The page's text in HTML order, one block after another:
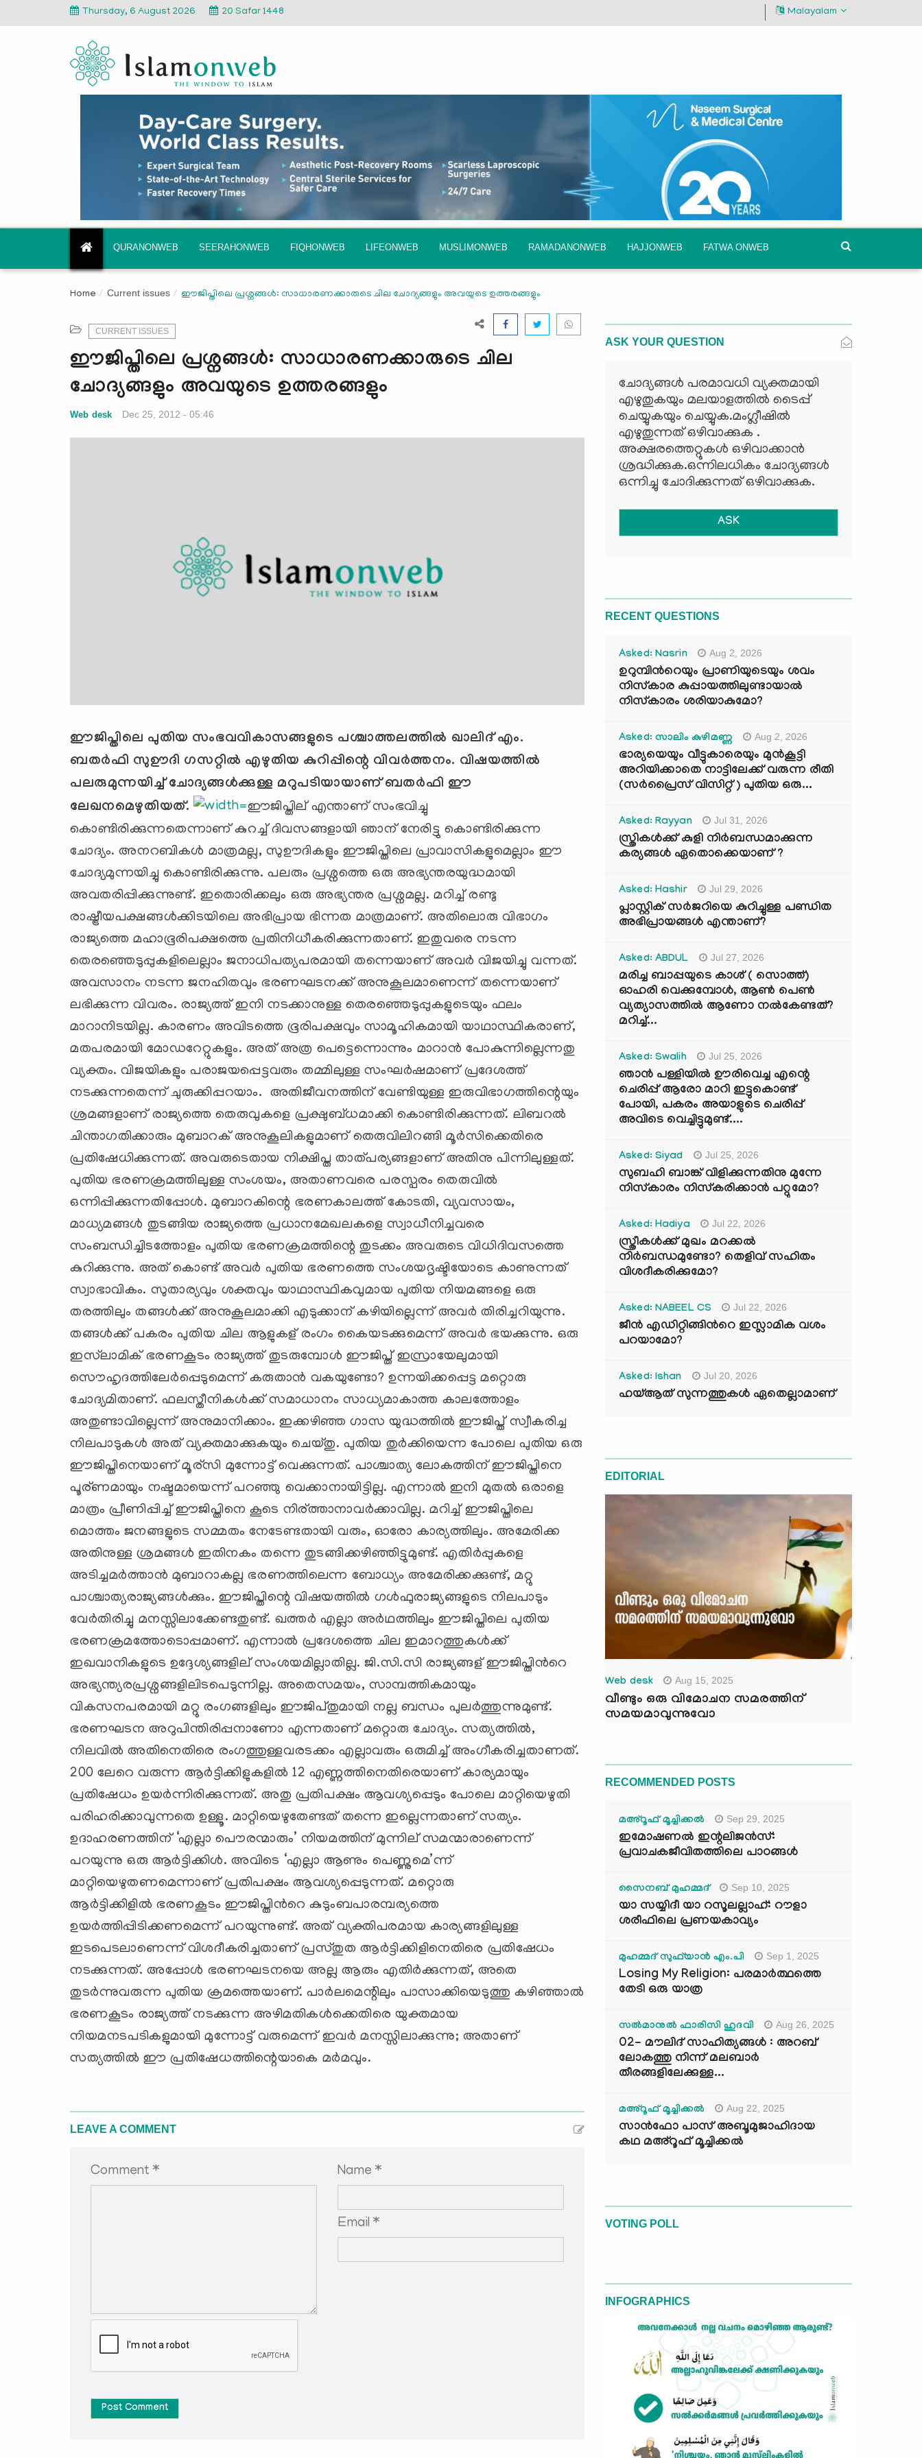
Thursday, 6 August 2026 20 Safar 1448 Malayalam
QURANONWEB SEERAHONWEB FIQHONWEB LIFEONWEB MUSLIMONWEB RAMADANONWEB HAJJONWEB FATWA ONWEB
Home Current issues ഈജിപ്തിലെ പ്രശ്നങ്ങള്‍: സാധാരണക്കാരുടെ ചില ചോദ്യങ്ങളും അവയുടെ ഉത്തരങ്ങളും
CURRENT ISSUES
ഈജിപ്തിലെ പ്രശ്നങ്ങള്‍: സാധാരണക്കാരുടെ ചില
ചോദ്യങ്ങളും അവയുടെ ഉത്തരങ്ങളും
Web desk Dec 25, 2012 - 05:46
ഈജിപ്തിലെ പുതിയ സംഭവവികാസങ്ങളുടെ പശ്ചാത്തലത്തില്‍ ഖാലിദ് എം.
ബതര്‍ഫി സുഊദി ഗസറ്റില്‍ എഴുതിയ കുറിപ്പിന്റെ വിവര്‍ത്തനം. വിഷയത്തില്‍
പലരുമുന്നയിച്ച് ചോദ്യങ്ങള്‍ക്കുള്ള മറുപടിയായാണ് ബതര്‍ഫി ഈ
ലേഖനമെഴുതിയത്.
ഈജിപ്തില് ‍എന്താണ് സംഭവിച്ചു
കൊണ്ടിരിക്കുന്നതെന്നാണ് കുറച്ച് ദിവസങ്ങളായി ഞാന് നേരിട്ടു കൊണ്ടിരിക്കുന്ന
ചോദ്യം. അനറബികള്‍ മാത്രമല്ല, സുഊദികളും ഈജിപ്തിലെ പ്രാവാസികളുമെല്ലാം ഈ
ചോദ്യമുന്നയിച്ചു കൊണ്ടിരിക്കുന്നു. പലരും പ്രശ്നത്തെ ഒരു അഭ്യന്തരയുദ്ധമായി
അവതരിപ്പിക്കുന്നുണ്ട്. ഇതൊരിക്കലും ഒരു അഭ്യന്തര പ്രശ്നമല്ല. മറിച്ച് രണ്ടു
രാഷ്ട്രീയപക്ഷങ്ങള്‍ക്കിടയിലെ അഭിപ്രായ ഭിന്നത മാത്രമാണ്. അതിലൊരു വിഭാഗം
രാജ്യത്തെ മഹാഭൂരിപക്ഷത്തെ പ്രതിനിധീകരിക്കുന്നതാണ്. ഇതുവരെ നടന്ന
തെരഞ്ഞെടുപ്പുകളിലെല്ലാം ജനാധിപത്യപരമായി തന്നെയാണ് അവര്‍ വിജയിച്ചു വന്നത്.
അവസാനം നടന്ന ജനഹിതവും ഭരണഘടനക്ക് അനുകൂലമാണെന്ന് തന്നെയാണ്
ലഭിക്കുന്ന വിവരം. രാജ്യത്ത് ഇനി നടക്കാനുള്ള തെരഞ്ഞെടുപ്പുകളുടെയും ഫലം
മാറാനിടയില്ല. കാരണം അവിടത്തെ ഭൂരിപക്ഷവും സാമൂഹികമായി യാഥാസ്ഥികരാണ്,
മതപരമായി മോഡറേറ്റുകളും. അത് അത്ര പെട്ടെന്നൊന്നും മാറാന്‍ പോകുന്നില്ലെന്നതു
വ്യക്തം. വിജയികളും പരാജയപ്പെട്ടവരും തമ്മിലുള്ള സംഘര്‍ഷമാണ് പ്രദേശത്ത്
നടക്കുന്നതെന്ന് ചുരുക്കിപ്പറയാം. അതിജീവനത്തിന് വേണ്ടിയുള്ള ഇരുവിഭാഗത്തിന്റെയും
ശ്രമങ്ങളാണ് രാജ്യത്തെ തെരുവുകളെ പ്രക്ഷുബ്ധമാക്കി കൊണ്ടിരിക്കുന്നത്. ലിബറല്‍
ചിന്താഗതിക്കാരും മുബാറക് അനുകൂലികളുമാണ് തെരുവിലിറങ്ങി മൂര്‍സിക്കെതിരെ
പ്രതിഷേധിക്കുന്നത്. അവരുടെതായ നിക്ഷിപ്ത താത്പര്യങ്ങളാണ് അതിനു പിന്നിലുള്ളത്.
പുതിയ ഭരണക്രമത്തിലുള്ള സംശയം, അതാണവരെ പരസ്പരം തെരുവില്‍
ഒന്നിപ്പിക്കുന്നതിപ്പോള്‍. മുബാറകിന്റെ ഭരണകാലത്ത് കോടതി, വ്യവസായം,
മാധ്യമങ്ങള്‍ തുടങ്ങിയ രാജ്യത്തെ പ്രധാനമേഖലകളെ സ്വാധീനിച്ചവരെ
സംബന്ധിച്ചിടത്തോളം പുതിയ ഭരണക്രമത്തിന്റെ തുടക്കം അവരുടെ വിധിദിവസത്തെ
കുറിക്കുന്നു. അത് കൊണ്ട് അവര്‍ പുതിയ ഭരണത്തെ സംശയദൃഷ്ടിയോടെ കാണുന്നത്
സ്വാഭാവികം. സുതാര്യവും ശക്തവും യാഥാസ്ഥികവുമായ പുതിയ നിയമങ്ങളെ ഒരു
തരത്തിലും തങ്ങള്‍ക്ക് അനുകൂലമാക്കി എടുക്കാന് ‍കഴിയില്ലെന്ന് അവര്‍ തിരിച്ചറിയുന്നു.
തങ്ങള്‍ക്ക് പകരം പുതിയ ചില ആളുകള് ‍രംഗം കൈയടക്കുമെന്ന് അവര്‍ ഭയക്കുന്നു. ഒരു
ഇസ്‌ലാമിക് ഭരണകൂടം രാജ്യത്ത് തുടരുമ്പോള്‍ ഈജിപ്ത് ഇസ്രായേലുമായി
സൌഹൃദത്തിലേര്‍പ്പെടുമെന്ന് കരുതാന്‍ വകയുണ്ടോ? ഉന്നയിക്കപ്പെട്ട മറ്റൊരു
ചോദ്യമിതാണ്. ഫലസ്തീനികള്‍ക്ക് സമാധാനം സാധ്യമാകാത്ത കാലത്തോളം
അതുണ്ടാവില്ലെന്ന് അനുമാനിക്കാം. ഇക്കഴിഞ്ഞ ഗാസ യുദ്ധത്തില്‍ ഈജിപ്ത് സ്വീകരിച്ച
നിലപാടുകള്‍ അത് വ്യക്തമാക്കുകയും ചെയ്തു. പുതിയ തുര്‍ക്കിയെന്ന പോലെ പുതിയ ഒരു
ഈജിപ്തിനെയാണ് മൂര്സി മുന്നോട്ട് വെക്കുന്നത്. പാശ്ചാത്യ ലോകത്തിന് ഈജിപ്തിനെ
പൂര്ണമായും നഷ്ടമായെന്ന് പറഞ്ഞു വെക്കാനായിട്ടില്ല. എന്നാല്‍ ഇനി മുതല്‍ ഒരാളെ
മാത്രം പ്രീണിപ്പിച്ച് ഈജിപ്തിനെ കൂടെ നിര്ത്താനാവര്‍ക്കാവില്ല. മറിച്ച് ഈജിപ്തിലെ
മൊത്തം ജനങ്ങളുടെ സമ്മതം നേടേണ്ടതായി വരും, ഓരോ കാര്യത്തിലും. അമേരിക്ക
അതിനുള്ള ശ്രമങ്ങള്‍ ഇതിനകം തന്നെ തുടങ്ങിക്കഴിഞ്ഞിട്ടുമുണ്ട്. എതിര്‍പ്പുകളെ
അടിച്ചമര്‍ത്താന്‍ മുബാറാകല്ല ഭരണത്തിലെന്ന ബോധ്യം അമേരിക്കക്കുണ്ട്, മറ്റു
പാശ്ചാത്യരാജ്യങ്ങള്‍ക്കും. ഈജിപ്തിന്റെ വിഷയത്തില്‍ ഗള്‍ഫുരാജ്യങ്ങളുടെ നിലപാടും
വേര്‍തിരിച്ചു മനസ്സിലാക്കേണ്ടതുണ്ട്. ഖത്തര്‍ എല്ലാ അര്‍ഥത്തിലും ഈജിപ്തിലെ പുതിയ
ഭരണക്രമത്തോടൊപ്പമാണ്. എന്നാല്‍ പ്രദേശത്തെ ചില ഇമാറത്തുകള്‍ക്ക്
ഇഖവാനികളുടെ ഉദ്ദേശ്യങ്ങളില് സംശയമില്ലാതില്ല. ജി.സി.സി രാജ്യങ്ങള് ഈജിപ്തിന്‍റെ
അഭ്യന്ത്യരപ്രശ്നങ്ങളിലിടപെടുന്നില്ല. അതെസമയം, സാമ്പത്തികമായും
വികസനപരമായി മറ്റു രംഗങ്ങളിലും ഈജിപ്തുമായി നല്ല ബന്ധം പുലര്‍ത്തുന്നുമുണ്ട്.
ഭരണഘടന അറുപിന്തിരിപ്പനാണോ എന്നതാണ് മറ്റൊരു ചോദ്യം. സത്യത്തില്‍,
നിലവില്‍ ‍അതിനെതിരെ രംഗത്തുള്ളവരടക്കം എല്ലാവരും ഒരുമിച്ച് അംഗീകരിച്ചതാണത്.
200 ലേറെ വരുന്ന ആര്‍ട്ടിക്കിളുകളില്‍ 12 എണ്ണത്തിനെതിരെയാണ് കാര്യമായും
പ്രതിഷേധം ഉയര്‍ന്നിരിക്കുന്നത്. അതു പ്രതിപക്ഷം ആവശ്യപ്പെടും പോലെ മാറ്റിയെഴുതി
പരിഹരിക്കാവുന്നതെ ഉള്ളൂ. മാറ്റിയെഴുതേണ്ടത് തന്നെ ഇല്ലെന്നതാണ് സത്യം.
ഉദാഹരണത്തിന് ‘എല്ലാ പൌരന്മാരും’ നിയമത്തിന് മുന്നില് സമന്മാരാണെന്ന്
പറയുന്നു ഒരു ആര്‍ട്ടിക്കിള്‍. അവിടെ ‘എല്ലാ ആണും പെണ്ണുമെ’ന്ന്
മാറ്റിയെഴുതണമെന്നാണ് പ്രതിപക്ഷം ആവശ്യപ്പെടുന്നത്. മറ്റൊരു
ആര്‍ട്ടിക്കിളില്‍ ഭരണകൂടം ഈജിപ്തിന്‍റെ കുടുംബപാരമ്പര്യത്തെ
ഉയര്‍ത്തിപ്പിടിക്കണമെന്ന് പറയുന്നുണ്ട്. അത് വ്യക്തിപരമായ കാര്യങ്ങളിലുള്ള
ഇടപെടലാണെന്ന് വിശദീകരിച്ചതാണ് പ്രസ്തുത ആര്‍ട്ടിക്കിളിനെതിരെ പ്രതിഷേധം
നടക്കുന്നത്. അപ്പോള്‍ ഭരണഘടനയെ അല്ല ആരും എതിര്‍ക്കുന്നത്, അതെ
തുടര്‍ന്നുവരുന്ന പുതിയ ക്രമത്തെയാണ്. പാര്‍ലമെന്റിലും പാസാക്കിയെടുത്തു കഴിഞ്ഞാല്‍
ഭരണകൂടം രാജ്യത്ത് നടക്കുന്ന അഴിമതികള്‍ക്കെതിരെ യുക്തമായ
നിയമനടപടികളുമായി മുന്നോട്ട് വരുമെന്ന് ഇവര്‍ മനസ്സിലാക്കുന്നു; അതാണ്
സത്യത്തില്‍ ഈ പ്രതിഷേധത്തിന്റെയാകെ മര്‍മവും.
LEAVE A COMMENT
Comment * Name *
Email *
Post Comment
ASK YOUR QUESTION
ചോദ്യങ്ങള്‍ പരമാവധി വ്യക്തമായി
എഴുതുകയും മലയാളത്തില്‍ ടൈപ്പ്
ചെയ്യുകയും ചെയ്യുക.മംഗ്ലീഷില്‍
എഴുതുന്നത് ഒഴിവാക്കുക .
അക്ഷരത്തെറ്റുകള്‍ ഒഴിവാക്കാന്‍
ശ്രദ്ധിക്കുക.ഒന്നിലധികം ചോദ്യങ്ങള്‍
ഒന്നിച്ചു ചോദിക്കുന്നത് ഒഴിവാക്കുക.
ASK
RECENT QUESTIONS
Asked: Nasrin Aug 2, 2026
ഉറുമ്പിന്‍റെയും പ്രാണിയുടെയും ശവം
നിസ്കാര കുപ്പായത്തിലുണ്ടായാൽ
നിസ്കാരം ശരിയാകുമോ?
Asked: സാലിം കുഴിമണ്ണ Aug 2, 2026
ഭാര്യയെയും വീട്ടുകാരെയും മുൻകൂട്ടി
അറിയിക്കാതെ നാട്ടിലേക്ക് വരുന്ന രീതി
(സർപ്രൈസ് വിസിറ്റ് ) പുതിയ ഒരു...
Asked: Rayyan Jul 31, 2026
സ്ത്രികൾക്ക് കുളി നിർബന്ധമാക്കുന്ന
കര്യങ്ങൾ ഏതൊക്കെയാണ് ?
Asked: Hashir Jul 29, 2026
പ്ലാസ്റ്റിക് സർജറിയെ കുറിച്ചുള്ള പണ്ഡിത
അഭിപ്രായങ്ങൾ എന്താണ്?
Asked: ABDUL Jul 27, 2026
മരിച്ച ബാപ്പയുടെ കാശ് ( സൊത്ത്)
ഓഹരി വെക്കുമ്പോൾ, ആണ്‍ പെണ്‍
വ്യത്യാസത്തില്‍ ആണോ നല്‍കേണ്ടത്?
മറിച്ച്...
Asked: Swalih Jul 25, 2026
ഞാൻ പള്ളിയിൽ ഊരിവെച്ച എന്റെ
ചെരിപ്പ് ആരോ മാറി ഇട്ടുകൊണ്ട്
പോയി, പകരം അയാളുടെ ചെരിപ്പ്
അവിടെ വെച്ചിട്ടുമുണ്ട്....
Asked: Siyad Jul 25, 2026
സുബഹി ബാങ്ക് വിളിക്കുന്നതിനു മുന്നേ
നിസ്കാരം നിസ്കരിക്കാൻ പറ്റുമോ?
Asked: Hadiya Jul 22, 2026
സ്ത്രീകൾക്ക് മുഖം മറക്കൽ
നിർബന്ധമുണ്ടോ? തെളിവ് സഹിതം
വിശദീകരിക്കുമോ?
Asked: NABEEL CS Jul 22, 2026
ജീൻ എഡിറ്റിങ്ങിന്‍റെ ഇസ്ലാമിക വശം
പറയാമോ?
Asked: Ishan Jul 20, 2026
ഹയ്ആത് സുന്നത്തുകൾ ഏതെല്ലാമാണ്
EDITORIAL
Web desk Aug 15, 2025
വീണ്ടും ഒരു വിമോചന സമരത്തിന്
സമയമാവുന്നുവോ
RECOMMENDED POSTS
മഅ്റൂഫ് മൂച്ചിക്കല്‍ Sep 29, 2025
ഇമോഷണൽ ഇന്റലിജൻസ്:
പ്രവാചകജീവിതത്തിലെ പാഠങ്ങൾ
സൈനബ് മുഹമ്മദ് Sep 10, 2025
യാ സയ്യിദീ യാ റസൂലല്ലാഹ്: റൗളാ
ശരീഫിലെ പ്രണയകാവ്യം
മുഹമ്മദ് സുഫ്‌യാൻ എം.പി Sep 1, 2025
Losing My Religion: പരമാർത്ഥത്തെ
തേടി ഒരു യാത്ര
സൽമാനുൽ ഫാരിസി ഹുദവി Aug 26, 2025
02- മൗലിദ് സാഹിത്യങ്ങൾ : അറബ്
ലോകത്തു നിന്ന് മലബാർ
തീരങ്ങളിലേക്കുള്ള...
മഅ്റൂഫ് മൂച്ചിക്കല്‍ Aug 22, 2025
സാൻഫോ പാസ് അബൂമുജാഹിദായ
കഥ മഅ്റൂഫ് മൂച്ചിക്കല്‍
VOTING POLL
INFOGRAPHICS